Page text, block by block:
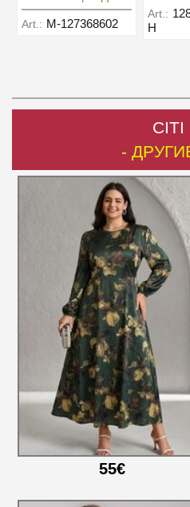
Art.: M-127368602
Art.:
H
CITI
-
55€